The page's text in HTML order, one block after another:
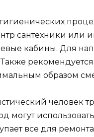
сантехники или
кабины. Для
Также
образом
человек
могут
все для